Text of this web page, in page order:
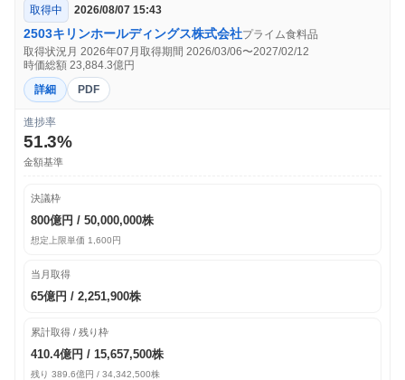
取得中 2026/08/07 15:43
2503キリンホールディングス株式会社プライム食料品
取得状況月 2026年07月取得期間 2026/03/06〜2027/02/12
時価総額 23,884.3億円
詳細
PDF
進捗率
51.3%
金額基準
決議枠
800億円 / 50,000,000株
想定上限単価 1,600円
当月取得
65億円 / 2,251,900株
累計取得 / 残り枠
410.4億円 / 15,657,500株
残り 389.6億円 / 34,342,500株